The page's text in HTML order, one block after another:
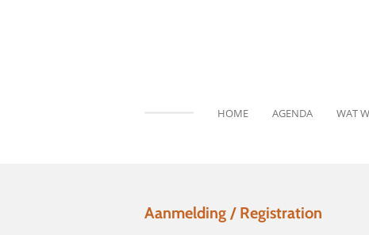
HOME AGENDA WAT
Aanmelding / Registration